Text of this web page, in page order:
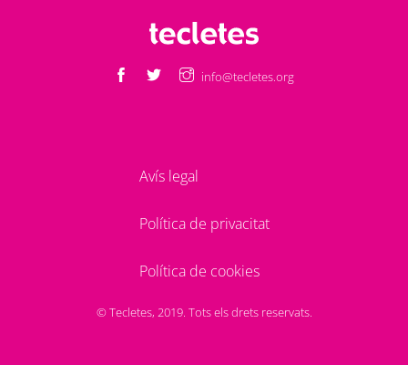
info@tecletes.org
Avís legal
Política de privacitat
Política de cookies
© Tecletes, 2019. Tots els drets reservats.